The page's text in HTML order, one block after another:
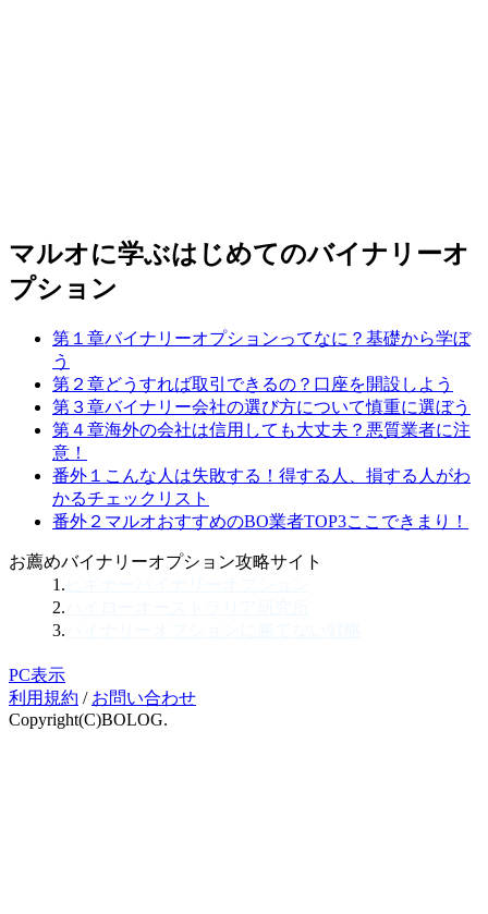
マルオに学ぶはじめてのバイナリーオ
プション
第１章バイナリーオプションってなに？ 基礎から学ぼ
う
第２章どうすれば取引できるの？ 口座を開設しよう
第３章バイナリー会社の選び方について慎重に選ぼう
第４章海外の会社は信用しても大丈夫？ 悪質業者に注
意！
番外１ こんな人は失敗する！ 得する人、損する人がわ
かるチェックリスト
番外２ マルオおすすめのBO業者TOP3ここできまり！
お薦めバイナリーオプション攻略サイト
1.
2.
3.
PC表示
利用規約 / お問い合わせ
Copyright(C)BOLOG.